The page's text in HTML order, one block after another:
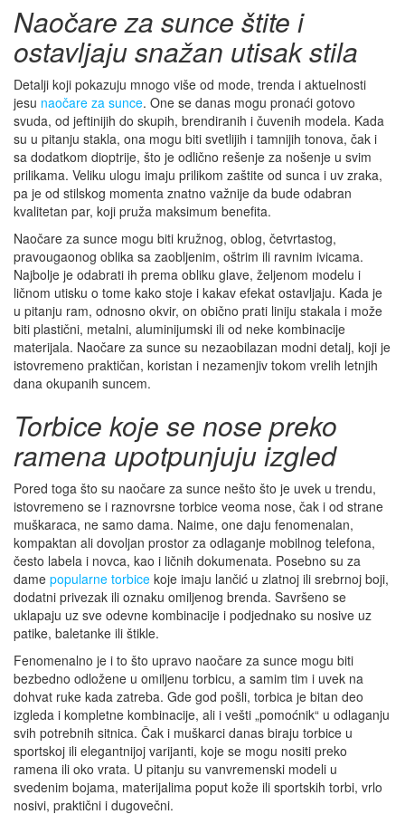
Naočare za sunce štite i
ostavljaju snažan utisak stila
Detalji koji pokazuju mnogo više od mode, trenda i aktuelnosti
jesu naočare za sunce. One se danas mogu pronaći gotovo
svuda, od jeftinijih do skupih, brendiranih i čuvenih modela. Kada
su u pitanju stakla, ona mogu biti svetlijih i tamnijih tonova, čak i
sa dodatkom dioptrije, što je odlično rešenje za nošenje u svim
prilikama. Veliku ulogu imaju prilikom zaštite od sunca i uv zraka,
pa je od stilskog momenta znatno važnije da bude odabran
kvalitetan par, koji pruža maksimum benefita.
Naočare za sunce mogu biti kružnog, oblog, četvrtastog,
pravougaonog oblika sa zaobljenim, oštrim ili ravnim ivicama.
Najbolje je odabrati ih prema obliku glave, željenom modelu i
ličnom utisku o tome kako stoje i kakav efekat ostavljaju. Kada je
u pitanju ram, odnosno okvir, on obično prati liniju stakala i može
biti plastični, metalni, aluminijumski ili od neke kombinacije
materijala. Naočare za sunce su nezaobilazan modni detalj, koji je
istovremeno praktičan, koristan i nezamenjiv tokom vrelih letnjih
dana okupanih suncem.
Torbice koje se nose preko
ramena upotpunjuju izgled
Pored toga što su naočare za sunce nešto što je uvek u trendu,
istovremeno se i raznovrsne torbice veoma nose, čak i od strane
muškaraca, ne samo dama. Naime, one daju fenomenalan,
kompaktan ali dovoljan prostor za odlaganje mobilnog telefona,
često labela i novca, kao i ličnih dokumenata. Posebno su za
dame popularne torbice koje imaju lančić u zlatnoj ili srebrnoj boji,
dodatni privezak ili oznaku omiljenog brenda. Savršeno se
uklapaju uz sve odevne kombinacije i podjednako su nosive uz
patike, baletanke ili štikle.
Fenomenalno je i to što upravo naočare za sunce mogu biti
bezbedno odložene u omiljenu torbicu, a samim tim i uvek na
dohvat ruke kada zatreba. Gde god pošli, torbica je bitan deo
izgleda i kompletne kombinacije, ali i vešti „pomoćnik“ u odlaganju
svih potrebnih sitnica. Čak i muškarci danas biraju torbice u
sportskoj ili elegantnijoj varijanti, koje se mogu nositi preko
ramena ili oko vrata. U pitanju su vanvremenski modeli u
svedenim bojama, materijalima poput kože ili sportskih torbi, vrlo
nosivi, praktični i dugovečni.